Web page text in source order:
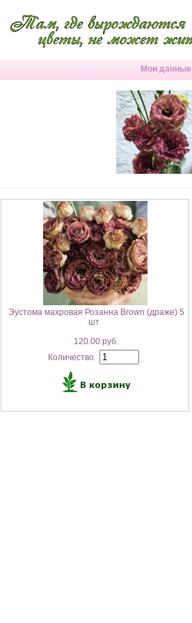
Мои данные
Эустома махровая Розанна Brown (драже) 5
шт
120.00 руб.
Количество